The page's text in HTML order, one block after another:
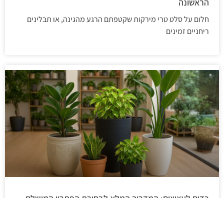
חלום על סלט טרי מירקות שקטפתם הרגע מהגינה, או תבלינים
ריחניים זמינים